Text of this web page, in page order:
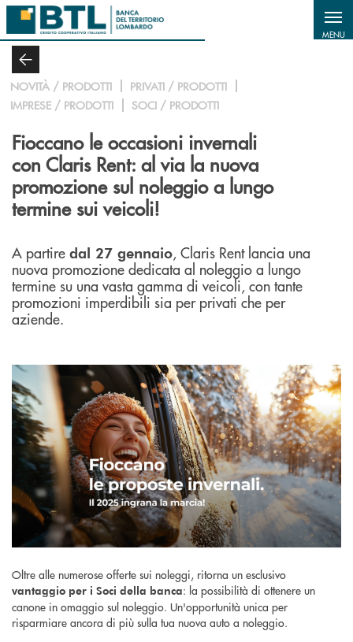
Salta al contenuto principale
MENU
NOVITÀ / PRODOTTI
PRIVATI / PRODOTTI
IMPRESE / PRODOTTI
SOCI / PRODOTTI
Fioccano le occasioni invernali
con Claris Rent: al via la nuova
promozione sul noleggio a lungo
termine sui veicoli!
A partire dal 27 gennaio, Claris Rent lancia una
nuova promozione dedicata al noleggio a lungo
termine su una vasta gamma di veicoli, con tante
promozioni imperdibili sia per privati che per
aziende.
Oltre alle numerose offerte sui noleggi, ritorna un esclusivo
vantaggio per i Soci della banca: la possibilità di ottenere un
canone in omaggio sul noleggio. Un'opportunità unica per
risparmiare ancora di più sulla tua nuova auto a noleggio.